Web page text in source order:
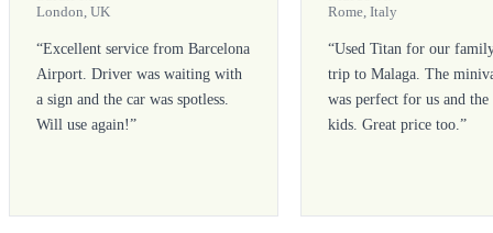
London, UK
“Excellent service from Barcelona
Airport. Driver was waiting with
a sign and the car was spotless.
Will use again!”
Rome, Italy
“Used Titan for our
trip to Malaga. The
was perfect for us and the
kids. Great price too.”